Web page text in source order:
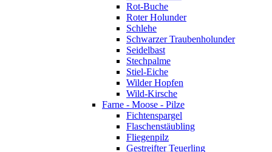
Rot-Buche
Roter Holunder
Schlehe
Schwarzer Traubenholunder
Seidelbast
Stechpalme
Stiel-Eiche
Wilder Hopfen
Wild-Kirsche
Farne - Moose - Pilze
Fichtenspargel
Flaschenstäubling
Fliegenpilz
Gestreifter Teuerling